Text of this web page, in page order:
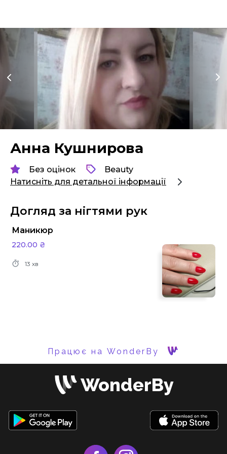
Анна Кушнирова
Без оцінок
Beauty
Натисніть для детальної інформації
Догляд за нігтями рук
Маникюр
220.00 ₴
13 хв
Працює на WonderBy
WonderBy